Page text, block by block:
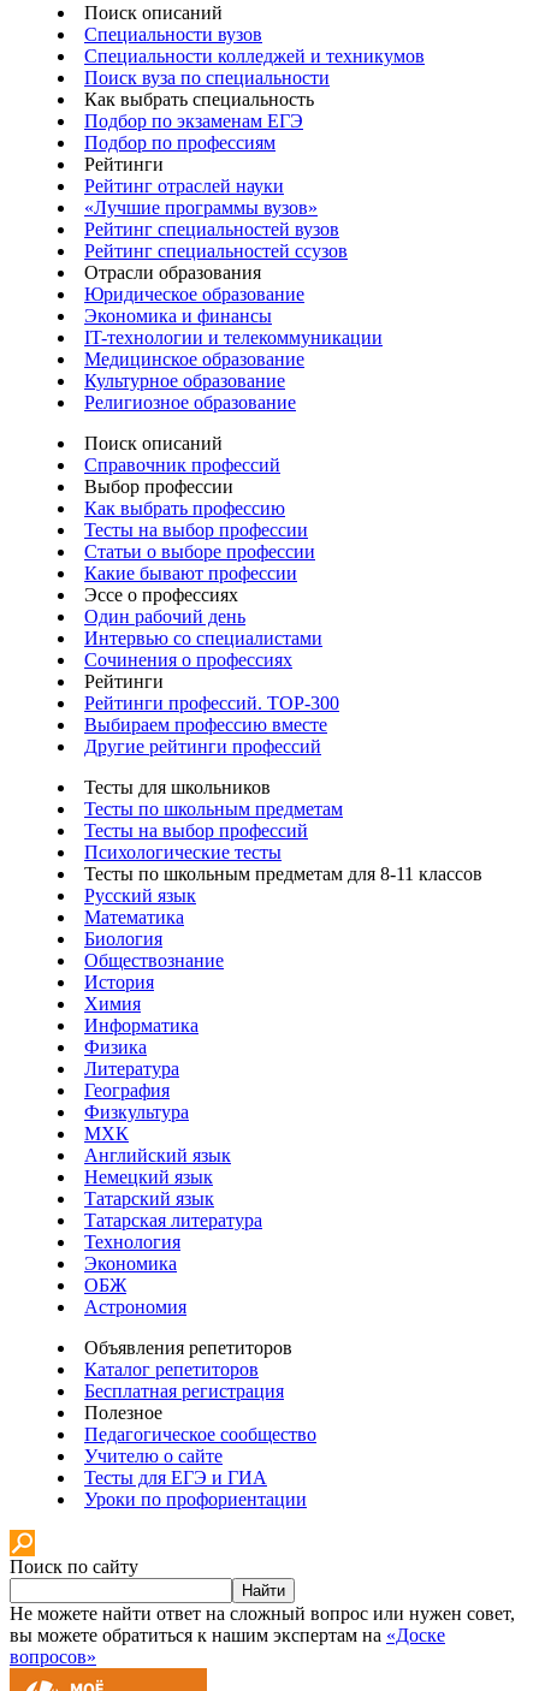
Поиск описаний
Специальности вузов
Специальности колледжей и техникумов
Поиск вуза по специальности
Как выбрать специальность
Подбор по экзаменам ЕГЭ
Подбор по профессиям
Рейтинги
Рейтинг отраслей науки
«Лучшие программы вузов»
Рейтинг специальностей вузов
Рейтинг специальностей ссузов
Отрасли образования
Юридическое образование
Экономика и финансы
IT-технологии и телекоммуникации
Медицинское образование
Культурное образование
Религиозное образование
Поиск описаний
Справочник профессий
Выбор профессии
Как выбрать профессию
Тесты на выбор профессии
Статьи о выборе профессии
Какие бывают профессии
Эссе о профессиях
Один рабочий день
Интервью со специалистами
Сочинения о профессиях
Рейтинги
Рейтинги профессий. TOP-300
Выбираем профессию вместе
Другие рейтинги профессий
Тесты для школьников
Тесты по школьным предметам
Тесты на выбор профессий
Психологические тесты
Тесты по школьным предметам для 8-11 классов
Русский язык
Математика
Биология
Обществознание
История
Химия
Информатика
Физика
Литература
География
Физкультура
МХК
Английский язык
Немецкий язык
Татарский язык
Татарская литература
Технология
Экономика
ОБЖ
Астрономия
Объявления репетиторов
Каталог репетиторов
Бесплатная регистрация
Полезное
Педагогическое сообщество
Учителю о сайте
Тесты для ЕГЭ и ГИА
Уроки по профориентации
Поиск по сайту
Найти
Не можете найти ответ на сложный вопрос или нужен совет,
вы можете обратиться к нашим экспертам на «Доске
вопросов»